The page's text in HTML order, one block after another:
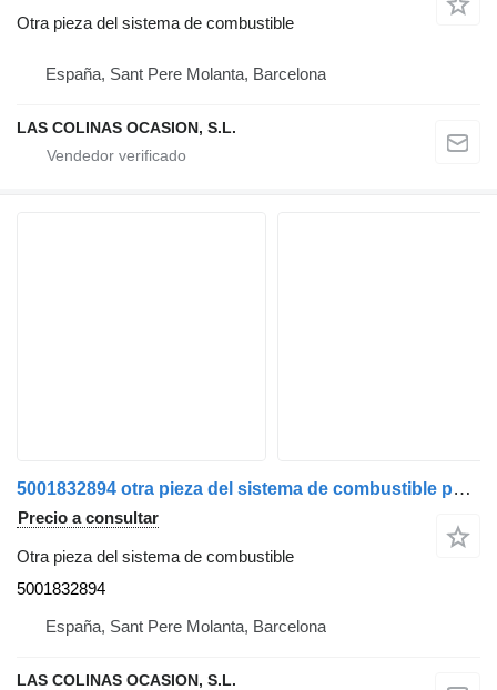
Otra pieza del sistema de combustible
España, Sant Pere Molanta, Barcelona
LAS COLINAS OCASION, S.L.
5001832894 otra pieza del sistema de combustible para Renault Midlum camión
Precio a consultar
Otra pieza del sistema de combustible
5001832894
España, Sant Pere Molanta, Barcelona
LAS COLINAS OCASION, S.L.